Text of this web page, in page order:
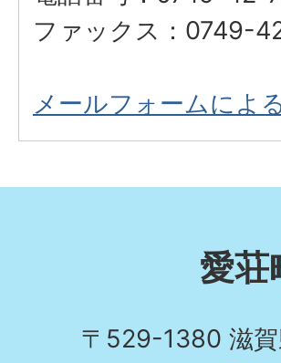
ファックス：0749-
メールフォームによ
愛荘
〒529-1380 滋